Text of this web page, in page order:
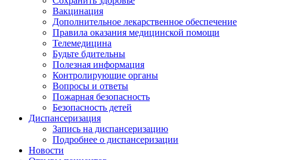
Вакцинация
Дополнительное лекарственное обеспечение
Правила оказания медицинской помощи
Телемедицина
Будьте бдительны
Полезная информация
Контролирующие органы
Вопросы и ответы
Пожарная безопасность
Безопасность детей
Диспансеризация
Запись на диспансеризацию
Подробнее о диспансеризации
Новости